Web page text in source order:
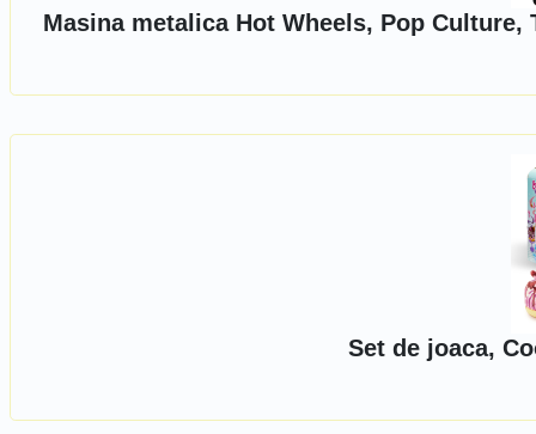
Masina metalica Hot Wheels, Pop Culture,
Set de joaca,